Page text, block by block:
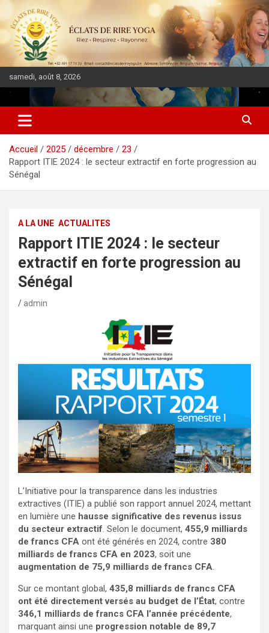
samedi, août 8, 2026
DIASPORA PULSE
Accueil 2025 décembre
23
Rapport ITIE 2024 : le secteur extractif en forte progression au
Sénégal
A LA UNE ACTUALITES
Rapport ITIE 2024 : le secteur
extractif en forte progression au
Sénégal
admin
L’Initiative pour la transparence dans les industries
extractives (ITIE) a publié son rapport annuel 2024, mettant
en lumière une hausse significative des revenus issus
du secteur extractif. Selon le document, 455,9 milliards
de francs CFA ont été générés en 2024, contre 380
milliards de francs CFA en 2023, soit une
augmentation de 75,9 milliards de francs CFA.
Sur ce montant global, 435,8 milliards de francs CFA
ont été directement versés au budget de l’État, contre
346,1 milliards de francs CFA l’année précédente,
marquant ainsi une progression notable de 89,7